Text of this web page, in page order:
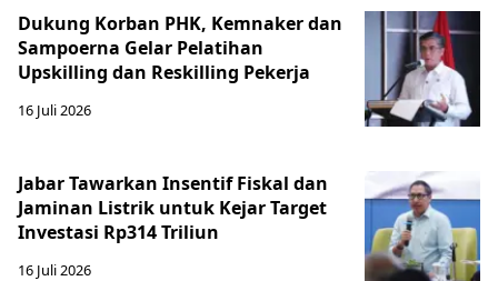
Dukung Korban PHK, Kemnaker dan
Sampoerna Gelar Pelatihan
Upskilling dan Reskilling Pekerja
16 Juli 2026
Jabar Tawarkan Insentif Fiskal dan
Jaminan Listrik untuk Kejar Target
Investasi Rp314 Triliun
16 Juli 2026